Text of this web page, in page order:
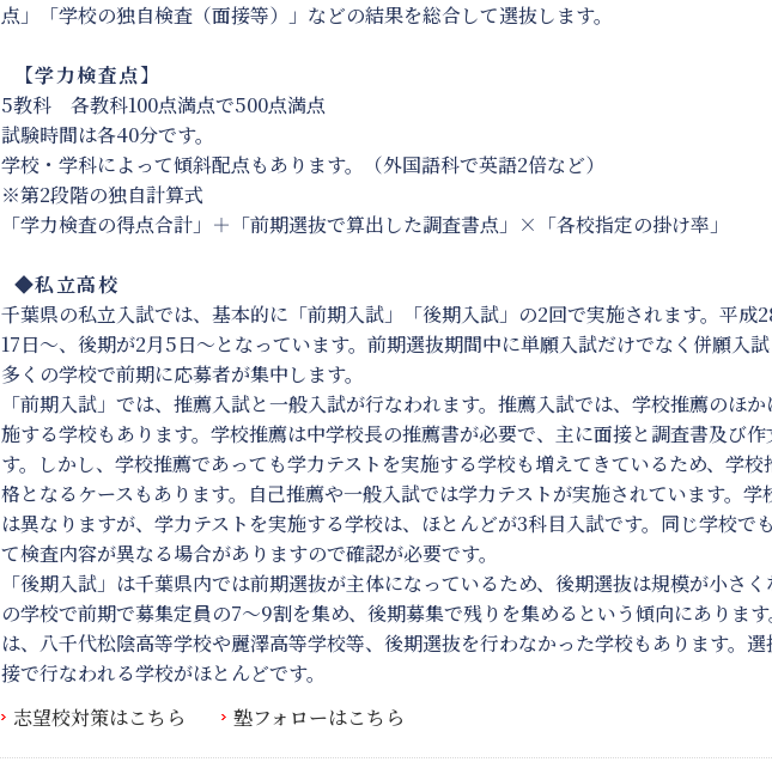
点」「学校の独自検査（面接等）」などの結果を総合して選抜します。
【学力検査点】
5教科 各教科100点満点で500点満点
試験時間は各40分です。
学校・学科によって傾斜配点もあります。（外国語科で英語2倍など）
※第2段階の独自計算式
「学力検査の得点合計」＋「前期選抜で算出した調査書点」×「各校指定の掛け率」
◆私立高校
千葉県の私立入試では、基本的に「前期入試」「後期入試」の2回で実施されます。平成
17日～、後期が2月5日～となっています。前期選抜期間中に単願入試だけでなく併願入試
多くの学校で前期に応募者が集中します。
「前期入試」では、推薦入試と一般入試が行なわれます。推薦入試では、学校推薦のほ
施する学校もあります。学校推薦は中学校長の推薦書が必要で、主に面接と調査書及び
す。しかし、学校推薦であっても学力テストを実施する学校も増えてきているため、学
格となるケースもあります。自己推薦や一般入試では学力テストが実施されています。学
は異なりますが、学力テストを実施する学校は、ほとんどが3科目入試です。同じ学校で
て検査内容が異なる場合がありますので確認が必要です。
「後期入試」は千葉県内では前期選抜が主体になっているため、後期選抜は規模が小さく
の学校で前期で募集定員の7～9割を集め、後期募集で残りを集めるという傾向にありま
は、八千代松陰高等学校や麗澤高等学校等、後期選抜を行わなかった学校もあります。
接で行なわれる学校がほとんどです。
志望校対策はこちら
塾フォローはこちら